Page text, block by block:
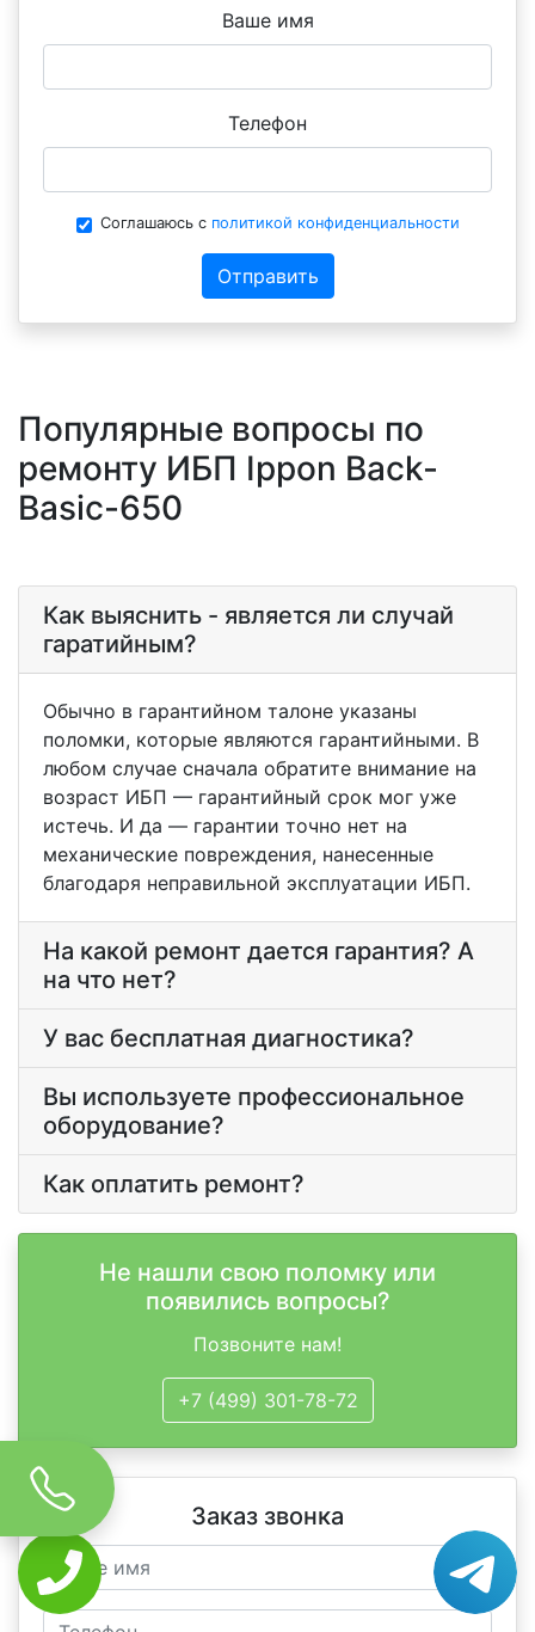
Ваше имя
Телефон
Соглашаюсь с политикой конфиденциальности
Отправить
Популярные вопросы по
ремонту ИБП Ippon Back-
Basic-650
Как выяснить - является ли случай
гаратийным?
Обычно в гарантийном талоне указаны
поломки, которые являются гарантийными. В
любом случае сначала обратите внимание на
возраст ИБП — гарантийный срок мог уже
истечь. И да — гарантии точно нет на
механические повреждения, нанесенные
благодаря неправильной эксплуатации ИБП.
На какой ремонт дается гарантия? А
на что нет?
У вас бесплатная диагностика?
Вы используете профессиональное
оборудование?
Как оплатить ремонт?
Не нашли свою поломку или
появились вопросы?
Позвоните нам!
+7 (499) 301-78-72
Заказ звонка